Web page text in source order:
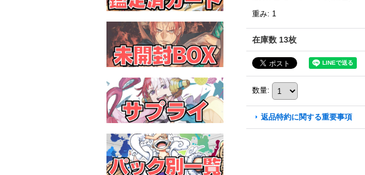
重み: 1
在庫数 13枚
数量:
返品特約に関する重要事項